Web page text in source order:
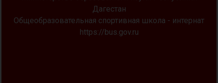
Дагестан
Общеобразовательная спортивная школа - интернат
https://bus.gov.ru